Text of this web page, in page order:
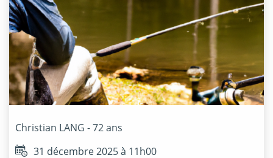
Christian LANG - 72 ans
31 décembre 2025 à 11h00